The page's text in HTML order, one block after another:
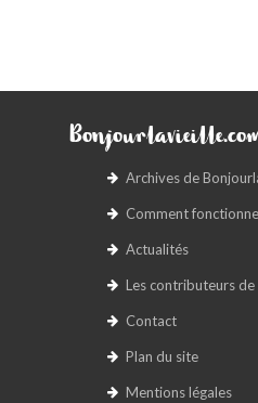
Archives de
Comment
Actualités
Les contributeurs
Contact
Plan du site
Mentions légales